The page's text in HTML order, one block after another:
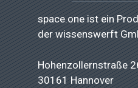
space.one ist ein
derwissenswerft
Hohenzollernstraße
30161 Hannover